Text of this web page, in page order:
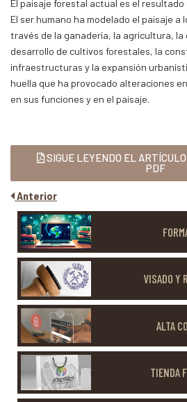
El paisaje forestal actual es el
El ser humano ha modelado el paisaje a
través de la ganadería, la agricultura,
desarrollo de cultivos forestales, la
infraestructuras y la expansión
huella que ha provocado alteraciones
en sus funciones y en el paisaje.
SIGUE LEYENDO EL
PDF
Anterior
VISADO Y
ALTA
TIENDA